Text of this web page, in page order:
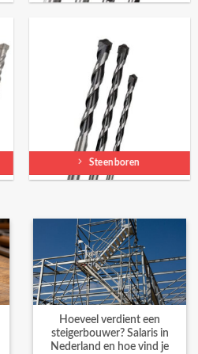
Steenboren
Hoeveel verdient een
steigerbouwer? Salaris in
Nederland en hoe vind je